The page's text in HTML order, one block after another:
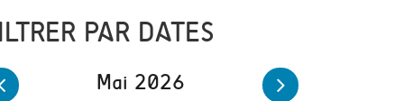
PAR DATES
Mai 2026